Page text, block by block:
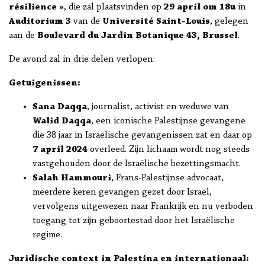
résilience », die zal plaatsvinden op 29 april om 18u in
Auditorium 3 van de Université Saint-Louis, gelegen
aan de Boulevard du Jardin Botanique 43, Brussel.
De avond zal in drie delen verlopen:
Getuigenissen:
Sana Daqqa, journalist, activist en weduwe van
Walid Daqqa, een iconische Palestijnse gevangene
die 38 jaar in Israëlische gevangenissen zat en daar op
7 april 2024 overleed. Zijn lichaam wordt nog steeds
vastgehouden door de Israëlische bezettingsmacht.
Salah Hammouri, Frans-Palestijnse advocaat,
meerdere keren gevangen gezet door Israël,
vervolgens uitgewezen naar Frankrijk en nu verboden
toegang tot zijn geboortestad door het Israëlische
regime.
Juridische context in Palestina en internationaal: